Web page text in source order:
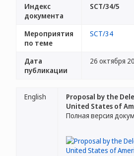
Индекс
документа
SCT/34/5
Мероприятия
по теме
SCT/34
Дата
публикации
26 октября
English
Proposal by the
United States of
Полная версия